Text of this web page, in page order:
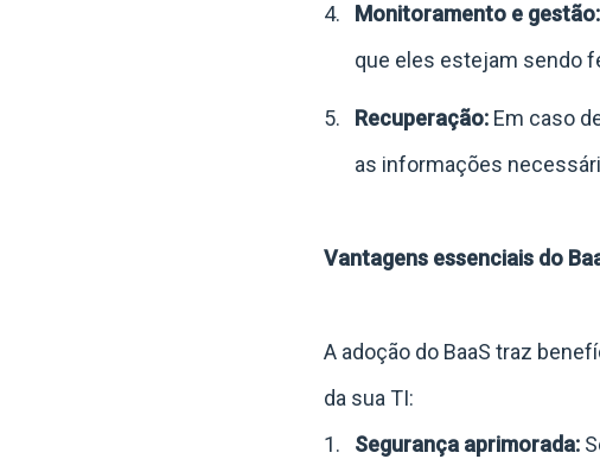
Monitoramento e gestão:
que eles estejam sendo
Recuperação: Em caso
as informações
Vantagens essenciais do
A adoção do BaaS traz
da sua TI:
Segurança aprimorada: